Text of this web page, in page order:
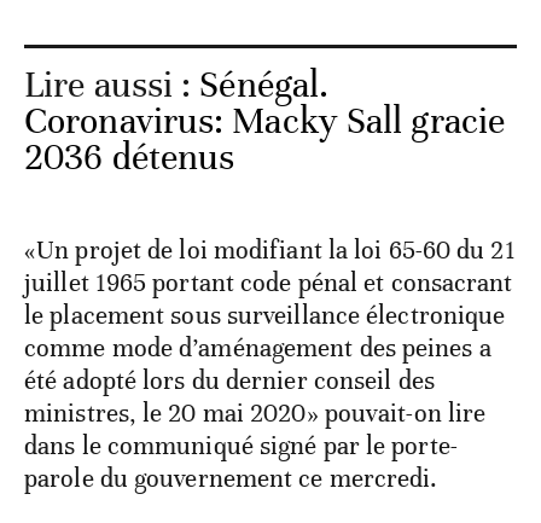
Lire aussi : Sénégal.
Coronavirus: Macky Sall gracie
2036 détenus
«Un projet de loi modifiant la loi 65-60 du 21
juillet 1965 portant code pénal et consacrant
le placement sous surveillance électronique
comme mode d’aménagement des peines a
été adopté lors du dernier conseil des
ministres, le 20 mai 2020» pouvait-on lire
dans le communiqué signé par le porte-
parole du gouvernement ce mercredi.